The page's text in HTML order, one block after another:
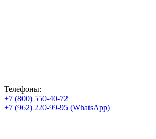
Телефоны:
+7 (800) 550-40-72
+7 (962) 220-99-95 (WhatsApp)